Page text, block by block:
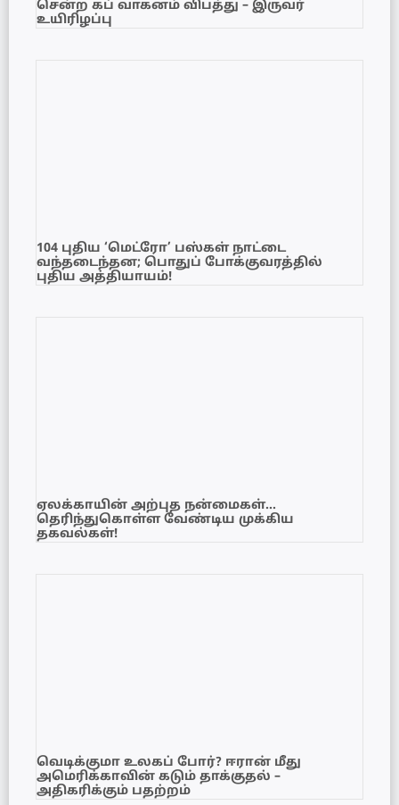
சென்ற கப் வாகனம் விபத்து – இருவர்
உயிரிழப்பு
104 புதிய ‘மெட்ரோ’ பஸ்கள் நாட்டை
வந்தடைந்தன; பொதுப் போக்குவரத்தில்
புதிய அத்தியாயம்!
ஏலக்காயின் அற்புத நன்மைகள்…
தெரிந்துகொள்ள வேண்டிய முக்கிய
தகவல்கள்!
வெடிக்குமா உலகப் போர்? ஈரான் மீது
அமெரிக்காவின் கடும் தாக்குதல் –
அதிகரிக்கும் பதற்றம்